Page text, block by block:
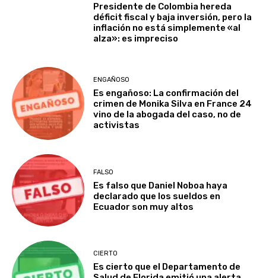
Presidente de Colombia hereda
déficit fiscal y baja inversión, pero la
inflación no está simplemente «al
alza»: es impreciso
ENGAÑOSO
Es engañoso: La confirmación del
crimen de Monika Silva en France 24
vino de la abogada del caso, no de
activistas
FALSO
Es falso que Daniel Noboa haya
declarado que los sueldos en
Ecuador son muy altos
CIERTO
Es cierto que el Departamento de